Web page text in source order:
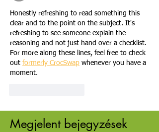
Honestly refreshing to read something this
clear and to the point on the subject. It's
refreshing to see someone explain the
reasoning and not just hand over a checklist.
For more along these lines, feel free to check
out formerly CrocSwap whenever you have a
moment.
Megjelent bejegyzések